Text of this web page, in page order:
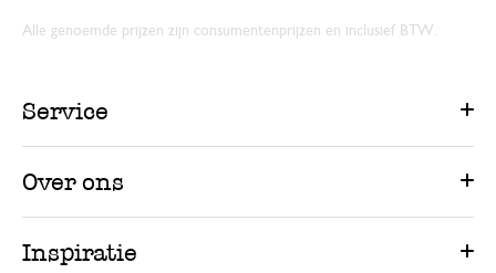
Alle genoemde prijzen zijn consumentenprijzen en inclusief BTW.
Service
Over ons
Inspiratie